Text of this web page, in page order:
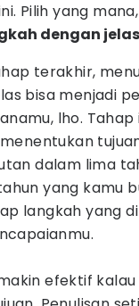
Pilih yang
dengan jelas
terakhir,
bisa menjadi
lho. Tahap
dalam lima
yang kamu
langkah yang
efektif